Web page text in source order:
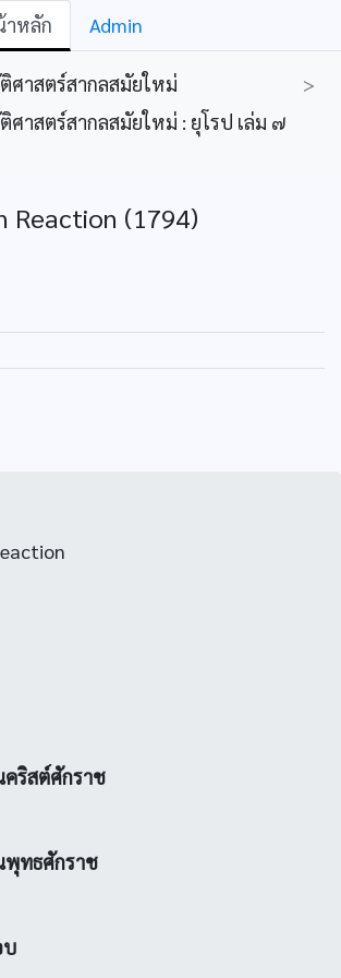
หลัก Admin
ศาสตร์สากลสมัยใหม่
>
ศาสตร์สากลสมัยใหม่ : ยุโรป เล่ม ๗
Reaction (1794)
คริสต์ศักราช
พุทธศักราช
บ